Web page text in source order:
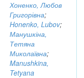
Хоненко, Любов
Григорівна;
Honenko, Lubov;
Манушкіна,
Тетяна
Миколаївна;
Manushkina,
Tetyana